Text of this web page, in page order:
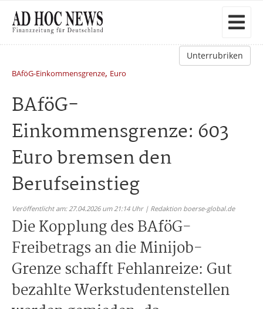
Unterrubriken
BAföG-Einkommensgrenze, Euro
BAföG-
Einkommensgrenze: 603
Euro bremsen den
Berufseinstieg
Veröffentlicht am: 27.04.2026 um 21:14 Uhr | Redaktion boerse-global.de
Die Kopplung des BAföG-
Freibetrags an die Minijob-
Grenze schafft Fehlanreize: Gut
bezahlte Werkstudentenstellen